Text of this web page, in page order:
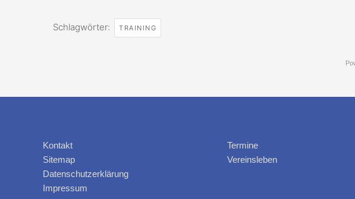
Schlagwörter: TRAINING
Kontakt
Sitemap
Datenschutzerklärung
Impressum
Termine
Vereinsleben